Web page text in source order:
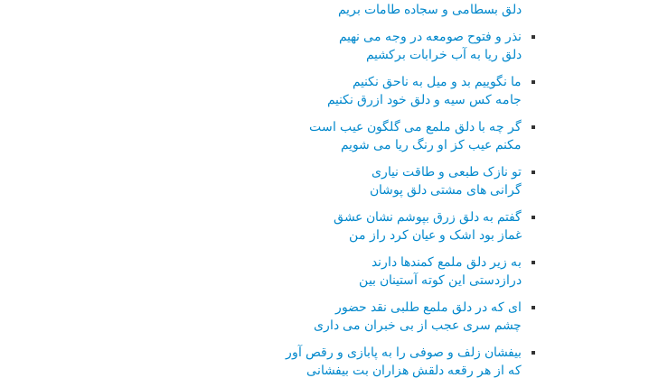
دلق بسطامی و سجاده طامات بریم
نذر و فتوح صومعه در وجه می نهیم
دلق ریا به آب خرابات برکشیم
ما نگوییم بد و میل به ناحق نکنیم
جامه کس سیه و دلق خود ازرق نکنیم
گر چه با دلق ملمع می گلگون عیب است
مکنم عیب کز او رنگ ریا می شویم
تو نازک طبعی و طاقت نیاری
گرانی های مشتی دلق پوشان
گفتم به دلق زرق بپوشم نشان عشق
غماز بود اشک و عیان کرد راز من
به زیر دلق ملمع کمندها دارند
درازدستی این کوته آستینان بین
ای که در دلق ملمع طلبی نقد حضور
چشم سری عجب از بی خبران می داری
بیفشان زلف و صوفی را به پابازی و رقص آور
که از هر رقعه دلقش هزاران بت بیفشانی